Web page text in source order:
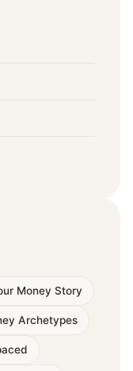
Money Story
Archetypes